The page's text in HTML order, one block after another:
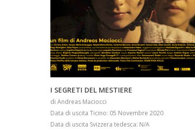
INFO
I SEGRETI DEL MESTIERE
di Andreas Maciocci
Data di uscita Ticino: 05 Novembre 2020
Data di uscita Svizzera tedesca: N/A